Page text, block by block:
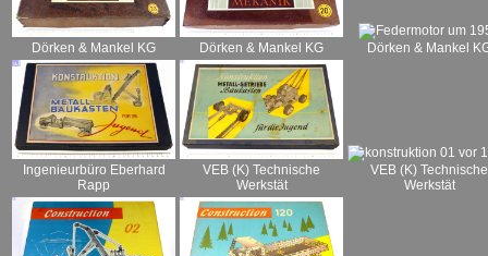
Dörken & Mankel KG Dörken & Mankel KG Dörken & Mankel
Ingenieurbüro Eberhard
Rapp
VEB (K) Technische
Werkstät
VEB (K) Technische
Werkstät